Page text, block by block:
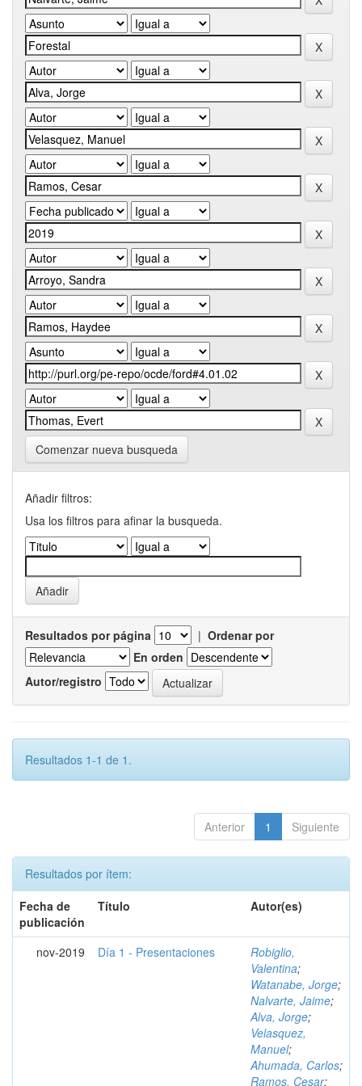
Comenzar nueva busqueda
Añadir filtros:
Usa los filtros para afinar la busqueda.
Resultados por página | Ordenar por
En orden
Autor/registro
Resultados 1-1 de 1.
Anterior 1 Siguiente
Resultados por ítem:
Fecha de
publicación
Título Autor(es)
nov-2019 Día 1 - Presentaciones
Robiglio,
Valentina;
Watanabe, Jorge;
Nalvarte, Jaime;
Alva, Jorge;
Velasquez,
Manuel;
Ahumada, Carlos;
Ramos, Cesar;